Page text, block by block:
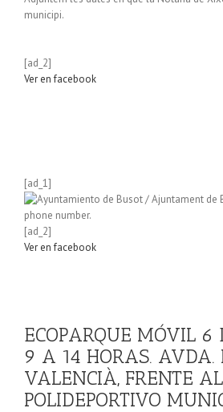
municipi.
[ad_2]
Ver en facebook
[ad_1]
[ad_2]
Ver en facebook
ECOPARQUE MÓVIL 6
9 A 14 HORAS. AVDA.
VALENCIÀ, FRENTE AL
POLIDEPORTIVO